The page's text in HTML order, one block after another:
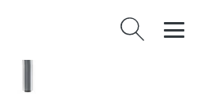
Vyhledávání